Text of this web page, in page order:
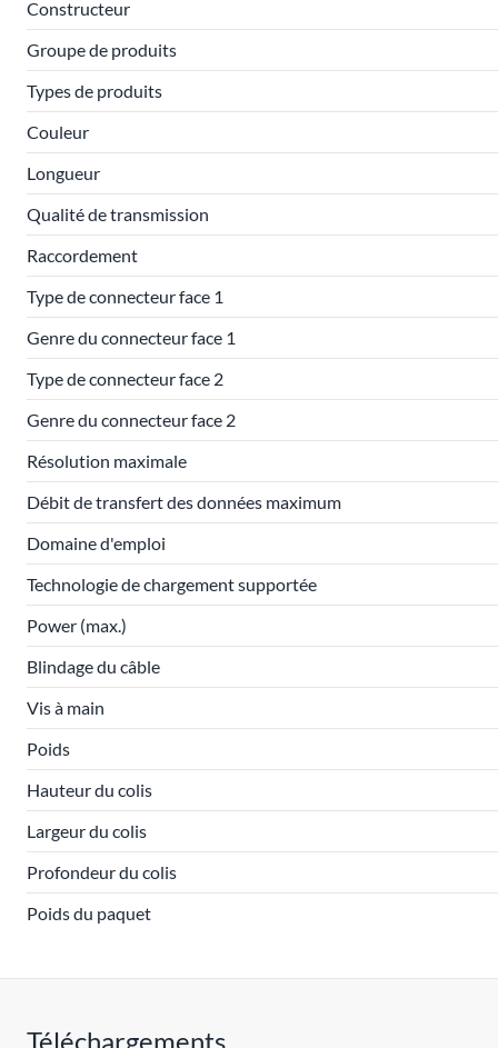
Constructeur
Groupe de produits
Types de produits
Couleur
Longueur
Qualité de transmission
Raccordement
Type de connecteur face 1
Genre du connecteur face 1
Type de connecteur face 2
Genre du connecteur face 2
Résolution maximale
Débit de transfert des données maximum
Domaine d'emploi
Technologie de chargement supportée
Power (max.)
Blindage du câble
Vis à main
Poids
Hauteur du colis
Largeur du colis
Profondeur du colis
Poids du paquet
Téléchargements